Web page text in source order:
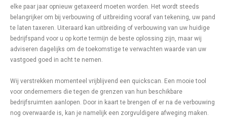
elke paar jaar opnieuw getaxeerd moeten worden. Het wordt steeds
belangrijker om bij verbouwing of uitbreiding vooraf van tekening, uw pand
te laten taxeren. Uiteraard kan uitbreiding of verbouwing van uw huidige
bedrijfspand voor u op korte termijn de beste oplossing zijn, maar wij
adviseren dagelijks om de toekomstige te verwachten waarde van uw
vastgoed goed in acht te nemen.
Wij verstrekken momenteel vrijblijvend een quickscan. Een mooie tool
voor ondernemers die tegen de grenzen van hun beschikbare
bedrijfsruimten aanlopen. Door in kaart te brengen of er na de verbouwing
nog overwaarde is, kan je namelijk een zorgvuldigere afweging maken.